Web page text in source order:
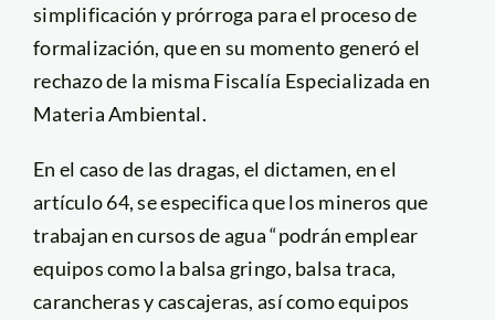
simplificación y prórroga para el proceso de
formalización, que en su momento generó el
rechazo de la misma Fiscalía Especializada en
Materia Ambiental.
En el caso de las dragas, el dictamen, en el
artículo 64, se especifica que los mineros que
trabajan en cursos de agua “podrán emplear
equipos como la balsa gringo, balsa traca,
carancheras y cascajeras, así como equipos